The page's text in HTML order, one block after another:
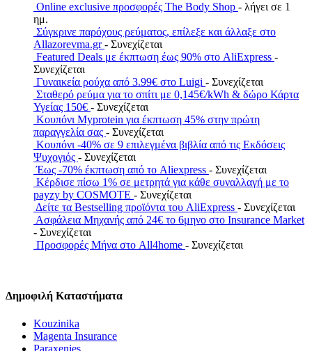
Online exclusive προσφορές The Body Shop - λήγει σε 1
ημ.
Σύγκρινε παρόχους ρεύματος, επίλεξε και άλλαξε στο
Allazorevma.gr- Συνεχίζεται
Featured Deals με έκπτωση έως 90% στο AliExpress -
Συνεχίζεται
Γυναικεία ρούχα από 3.99€ στο Luigi - Συνεχίζεται
Σταθερό ρεύμα για το σπίτι με 0,145€/kWh & δώρο Κάρτα
Υγείας 150€ - Συνεχίζεται
Κουπόνι Myprotein για έκπτωση 45% στην πρώτη
παραγγελία σας - Συνεχίζεται
Κουπόνι -40% σε 9 επιλεγμένα βιβλία από τις Εκδόσεις
Ψυχογιός - Συνεχίζεται
Έως -70% έκπτωση από το Aliexpress - Συνεχίζεται
Κέρδισε πίσω 1% σε μετρητά για κάθε συναλλαγή με το
payzy by COSMOTE - Συνεχίζεται
Δείτε τα Bestselling προϊόντα του AliExpress - Συνεχίζεται
Ασφάλεια Μηχανής από 24€ το 6μηνο στο Insurance Market
- Συνεχίζεται
Προσφορές Μήνα στο All4home - Συνεχίζεται
Δημοφιλή Καταστήματα
Kouzinika
Magenta Insurance
Paraxenies